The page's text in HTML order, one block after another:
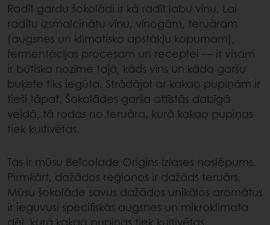
Radīt gardu šokolādi ir kā radīt labu vīnu. Lai
radītu izsmalcinātu vīnu, vīnogām, teruāram
(augsnes un klimatisko apstākļu kopumam),
fermentācijas procesam un receptei — it visam
ir būtiska nozīme tajā, kāds vīns un kāda garšu
buķete tiks iegūta. Strādājot ar kakao pupiņām ir
tieši tāpat. Šokolādes garša attīstās dabīgā
veidā, tā rodas no teruāra, kurā kakao pupiņas
tiek kultivētas.
Tas ir mūsu Belcolade Origins izlases noslēpums.
Pirmkārt, dažādos reģionos ir dažāds teruārs.
Mūsu šokolāde savus dažādos unikālos aromātus
ir ieguvusi specifiskās augsnes un mikroklimata